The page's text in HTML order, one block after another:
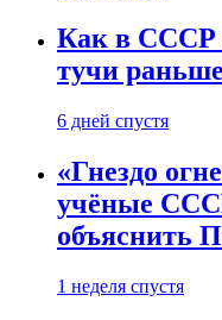
Как в СССР
тучи
6 дней спустя
«Гнездо
учёные
объяснить
1 неделя спустя